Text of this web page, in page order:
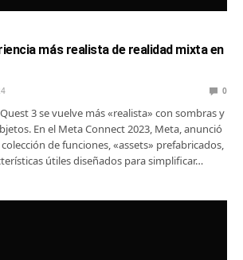
más realista de realidad mixta en
0
3 se vuelve más «realista» con sombras y
En el Meta Connect 2023, Meta, anunció
de funciones, «assets» prefabricados,
útiles diseñados para simplificar…